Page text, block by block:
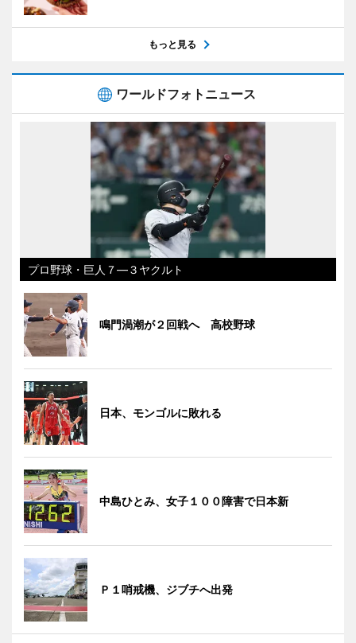
もっと見る
ワールドフォトニュース
プロ野球・巨人７―３ヤクルト
鳴門渦潮が２回戦へ 高校野球
日本、モンゴルに敗れる
中島ひとみ、女子１００障害で日本新
Ｐ１哨戒機、ジブチへ出発